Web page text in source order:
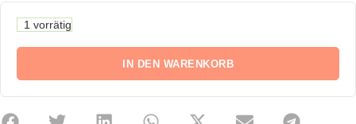
1 vorrätig
IN DEN WARENKORB